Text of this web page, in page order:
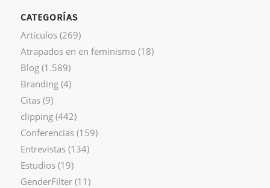
CATEGORÍAS
Artículos(269)
Atrapados en en feminismo (18)
Blog(1.589)
Branding(4)
Citas(9)
clipping(442)
Conferencias(159)
Entrevistas(134)
Estudios(19)
GenderFilter(11)